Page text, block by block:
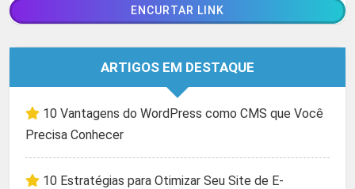
ARTIGOS EM DESTAQUE
10 Vantagens do WordPress como CMS que Você
Precisa Conhecer
10 Estratégias para Otimizar Seu Site de E-